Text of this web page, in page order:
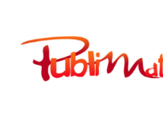
contenu
Publimath